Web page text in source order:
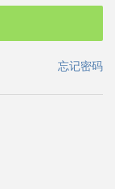
忘记密码